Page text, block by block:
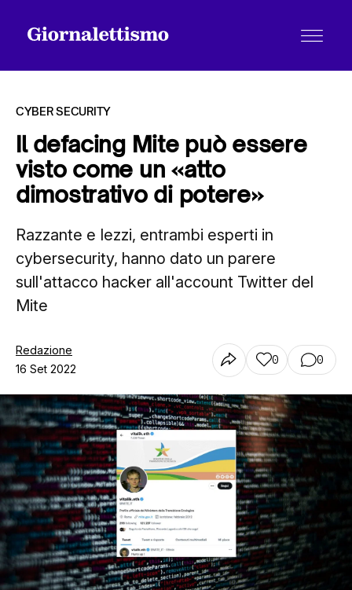
Tutti gli articoli
Chi siamo
Contatti
CYBER SECURITY
Il defacing Mite può essere
visto come un «atto
dimostrativo di potere»
Razzante e Iezzi, entrambi esperti in
cybersecurity, hanno dato un parere
sull'attacco hacker all'account Twitter del
Mite
Redazione
16 Set 2022
0 0